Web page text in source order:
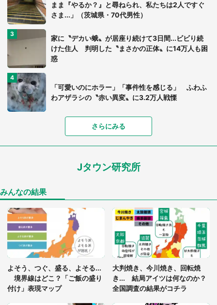
まま『やるか？』と尋ねられ、私たちは2人ですぐ
さま...」（茨城県・70代男性）
家に〝デカい蛾〟が居座り続けて3日間...ビビり続
けた住人 判明した〝まさかの正体〟に14万人も困
惑
「可愛いのにホラー」「事件性を感じる」 ふわふ
わアザラシの〝赤い異変〟に3.2万人戦慄
「落ち着いて食べられないでしょう」高級旅館での
食事中、じっとできない幼い息子に中年の男性客
が...（東京都・40代男性）
「孫にあげると思って、あなたにこれをあげる」
「閉所恐怖症の私は新幹線で大パニック。隣席の青
年に『手を繋いで』とお願いしたら...」 体験談に
8万人感動
グっちゃってた〝野生の野菜〟に6.5万人戦慄
さらにみる
Jタウン研究所
みんなの結果
よそう、つぐ、盛る、よそる...
境界線はどこ？「ご飯の盛り
付け」表現マップ
大判焼き、今川焼き、回転焼
き... 結局アイツは何なのか？
全国調査の結果がコチラ